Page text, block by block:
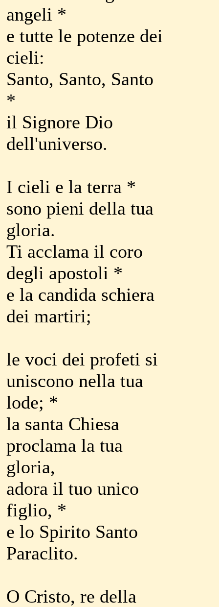
angeli *
e tutte le potenze dei
cieli:
Santo, Santo, Santo
*
il Signore Dio
dell'universo.
I cieli e la terra *
sono pieni della tua
gloria.
Ti acclama il coro
degli apostoli *
e la candida schiera
dei martiri;
le voci dei profeti si
uniscono nella tua
lode; *
la santa Chiesa
proclama la tua
gloria,
adora il tuo unico
figlio, *
e lo Spirito Santo
Paraclito.
O Cristo, re della